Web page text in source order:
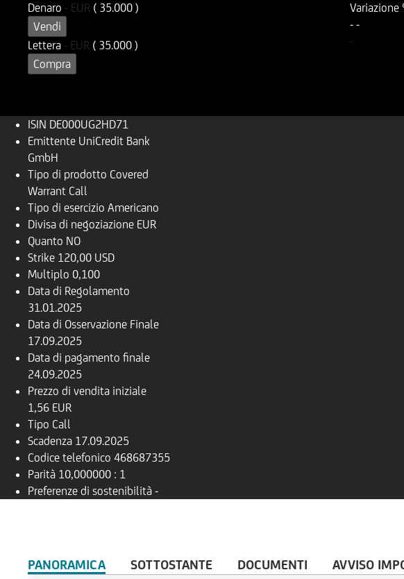
Denaro - EUR ( 35.000 )
Vendi
Lettera - EUR ( 35.000 )
Compra
Variazione
--
-
ISIN DE000UG2HD71
Emittente UniCredit Bank
GmbH
Tipo di prodotto Covered
Warrant Call
Tipo di esercizio Americano
Divisa di negoziazione EUR
Quanto NO
Strike 120,00 USD
Multiplo 0,100
Data di Regolamento
31.01.2025
Data di Osservazione Finale
17.09.2025
Data di pagamento finale
24.09.2025
Prezzo di vendita iniziale
1,56 EUR
Tipo Call
Scadenza 17.09.2025
Codice telefonico 468687355
Parità 10,000000 : 1
Preferenze di sostenibilità -
PANORAMICA SOTTOSTANTE DOCUMENTI AVVISO